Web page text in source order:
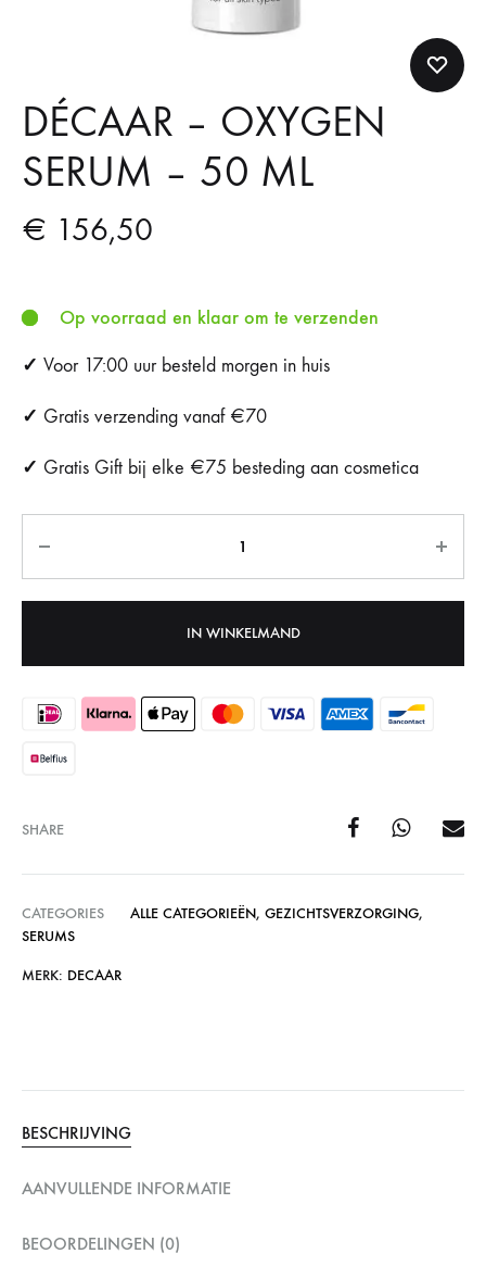
DÉCAAR – OXYGEN
SERUM – 50 ML
€ 156,50
Op voorraad en klaar om te verzenden
✓ Voor 17:00 uur besteld morgen in huis
✓ Gratis verzending vanaf €70
✓ Gratis Gift bij elke €75 besteding aan cosmetica
IN WINKELMAND
SHARE
CATEGORIES ALLE CATEGORIEËN, GEZICHTSVERZORGING,
SERUMS
MERK: DECAAR
BESCHRIJVING
AANVULLENDE INFORMATIE
BEOORDELINGEN (0)